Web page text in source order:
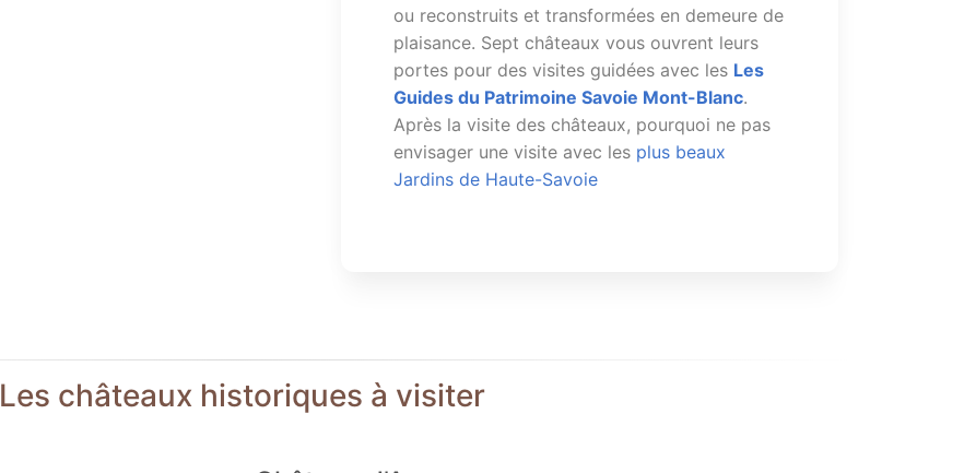
ou reconstruits et transformées en demeure de
plaisance. Sept châteaux vous ouvrent leurs
portes pour des visites guidées avec les Les
Guides du Patrimoine Savoie Mont-Blanc.
Après la visite des châteaux, pourquoi ne pas
envisager une visite avec les plus beaux
Jardins de Haute-Savoie
Les châteaux historiques à visiter